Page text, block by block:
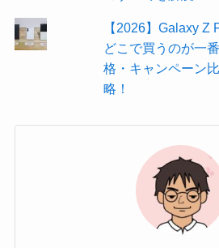
【2026】Galaxy Z
どこで買うのが一
格・キャンペーン
略！